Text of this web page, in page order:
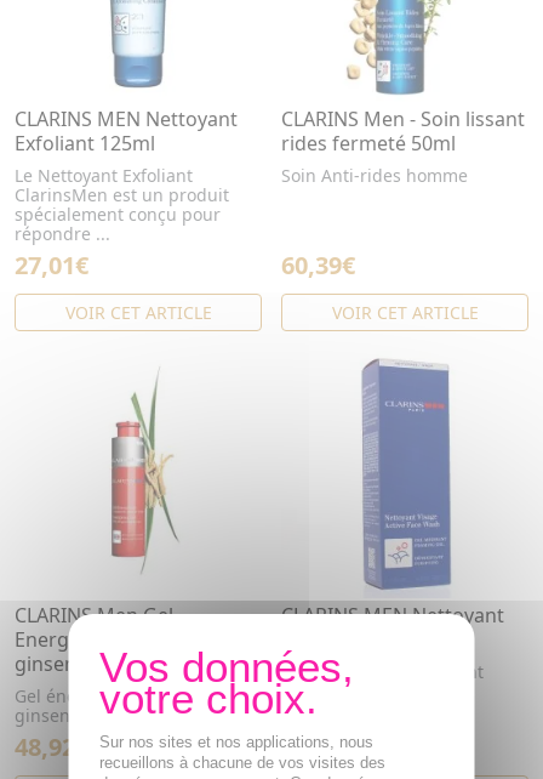
CLARINS MEN Nettoyant
Exfoliant 125ml
Le Nettoyant Exfoliant
ClarinsMen est un produit
spécialement conçu pour
répondre ...
27,01€
VOIR CET ARTICLE
CLARINS Men - Soin lissant
rides fermeté 50ml
Soin Anti-rides homme
60,39€
VOIR CET ARTICLE
CLARINS Men Gel
Energisant A l'extrait de
ginseng rouge 50ml
Gel énergisant à l'extrait de
ginseng rouge pour homme.
48,92€
CLARINS MEN Nettoyant
Gel moussant détoxifiant
25,97€
Sur nos sites et nos applications, nous
recueillons à chacune de vos visites des